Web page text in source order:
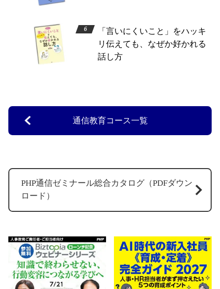
「言いにくいこと」をハッキ
リ伝えても、なぜか好かれる
話し方
通信教育コース一覧
PHP通信ゼミナール総合カタログ（PDFダウン
ロード）